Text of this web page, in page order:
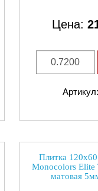
Цена:
Плитка
Monocolors Elite
матовая